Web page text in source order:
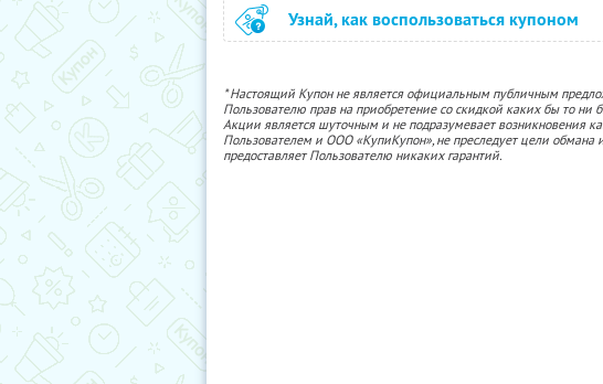
Узнай, как воспользоваться купоном
* Настоящий Купон не является официальным публичным
Пользователю прав на приобретение со скидкой каких бы то ни
Акции является шуточным и не подразумевает возникновения
Пользователем и ООО «КупиКупон», не преследует цели обмана
предоставляет Пользователю никаких гарантий.